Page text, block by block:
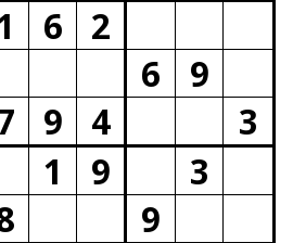
6
2
6
9
9 4
3
1 9
3
9